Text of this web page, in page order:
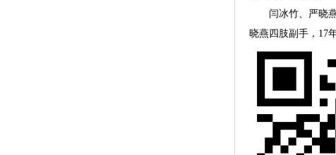
闫冰竹、严晓燕
晓燕四肢副手，17